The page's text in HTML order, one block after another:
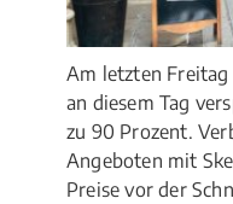
Am letzten
an diesem Tag
zu 90 Prozent.
Angeboten mit
Preise vor der